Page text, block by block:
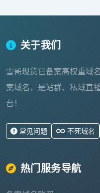
关于我们
雪哥现货已备案高权重域
案域名，是站群、私域直
台！
常见问题 不死域名
热门服务导航